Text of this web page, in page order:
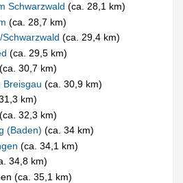
Schwarzwald(ca. 28,1 km)
(ca. 28,7 km)
Schwarzwald(ca. 29,4 km)
(ca. 29,5 km)
(ca. 30,7 km)
Breisgau(ca. 30,9 km)
km)
(ca. 32,3 km)
(Baden)(ca. 34 km)
(ca. 34,1 km)
34,8 km)
(ca. 35,1 km)